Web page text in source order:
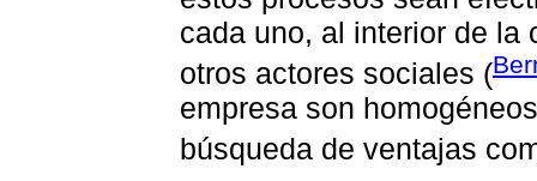
cada uno, al interior de la
otros actores sociales (
empresa son
búsqueda de ventajas